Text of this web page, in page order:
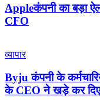
Appleकंपनी का बड़ा
CFO
व्यापार
Byju कंपनी के
के CEO ने खड़े कर